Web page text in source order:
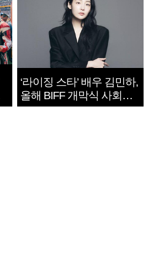
‘라이징 스타’ 배우 김민하,
올해 BIFF 개막식 사회자
확정